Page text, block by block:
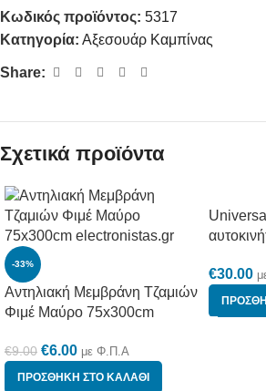
Κωδικός προϊόντος: 5317
Κατηγορία: Αξεσουάρ Καμπίνας
Share:
Σχετικά προϊόντα
-33%
Αντηλιακή Μεμβράνη Τζαμιών
Φιμέ Μαύρο 75x300cm
€9.00 €6.00 με Φ.Π.Α
ΠΡΟΣΘΉΚΗ ΣΤΟ ΚΑΛΆΘΙ
€30.00